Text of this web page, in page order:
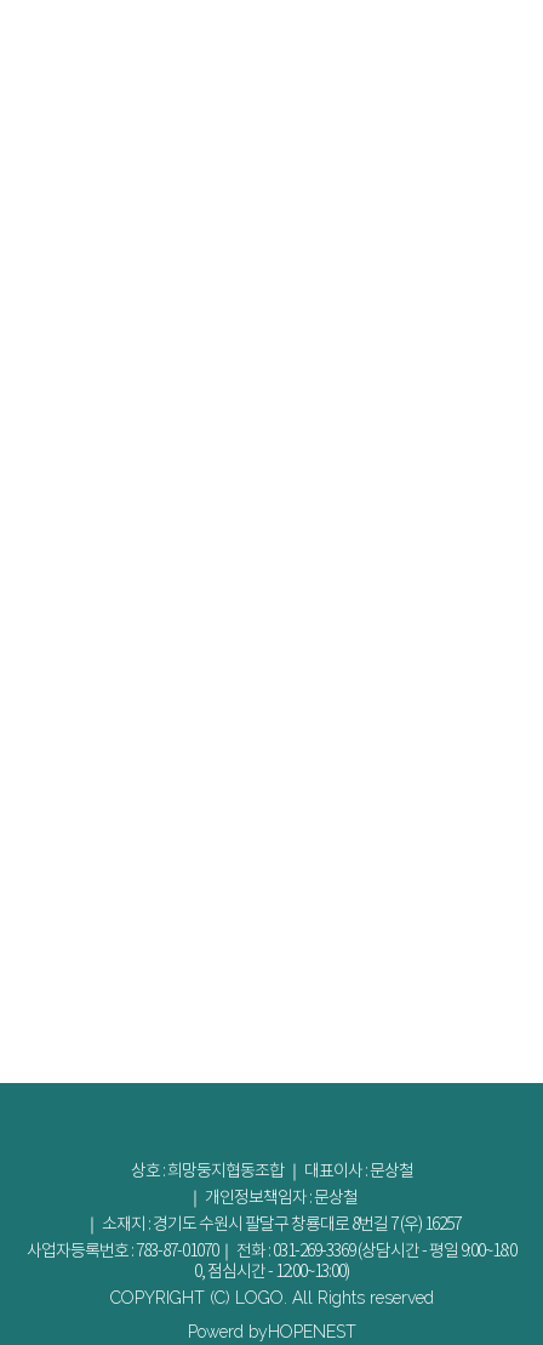
상호 : 희망둥지협동조합 ｜ 대표이사 : 문상철
｜ 개인정보책임자 : 문상철
｜ 소재지 : 경기도 수원시 팔달구 창룡대로 8번길 7 (우) 16257
사업자등록번호 : 783-87-01070｜ 전화 : 031-269-3369 (상담시간 - 평일 9:00~18:0
0, 점심시간 - 12:00~13:00)
COPYRIGHT (C) LOGO. All Rights reserved
Powerd byHOPENEST